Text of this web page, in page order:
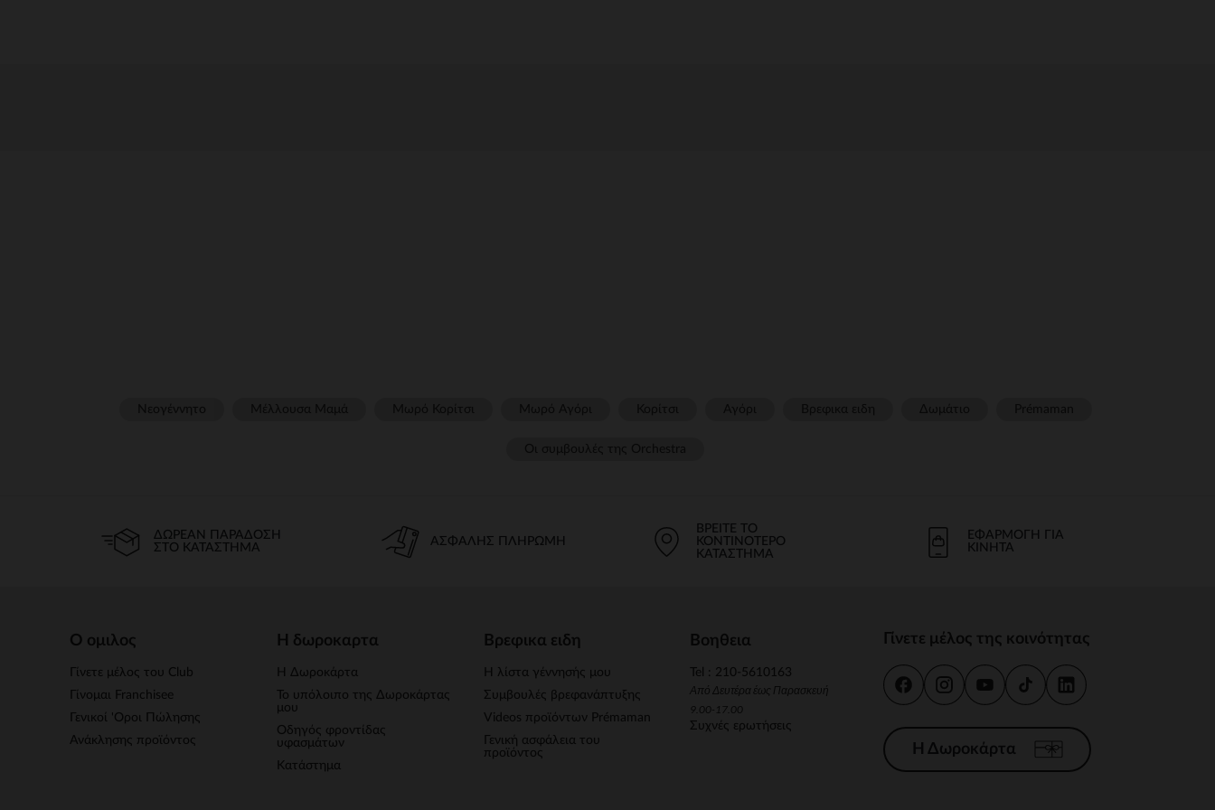
ΔΩΡΕΆΝ ΠΑΡΆΔΟΣΗ
ΣΤΟ ΚΑΤΆΣΤΗΜΑ
ΑΣΦΑΛΉΣ ΠΛΗΡΩΜΉ
ΒΡΕΊΤΕ ΤΟ
ΚΟΝΤΙΝΌΤΕΡΟ
ΚΑΤΆΣΤΗΜΑ
ΕΦΑΡΜΟΓΉ ΓΙΑ
ΚΙΝΗΤΆ
Ο ομιλος
Γίνετε μέλος του Club
Γίνομαι Franchisee
Γενικοί 'Οροι Πώλησης
Ανάκλησης προϊόντος
Η δωροκαρτα
Η Δωροκάρτα
Το υπόλοιπο της Δωροκάρτας
μου
Οδηγός φροντίδας
υφασμάτων
Κατάστημα
Βρεφικα ειδη
Η λίστα γέννησής μου
Συμβουλές βρεφανάπτυξης
Videos προϊόντων Prémaman
Γενική ασφάλεια του
προϊόντος
Βοηθεια
Tel : 210-5610163
Από Δευτέρα έως Παρασκευή
9.00-17.00
Συχνές ερωτήσεις
Γίνετε μέλος της κοινότητας
Η Δωροκάρτα